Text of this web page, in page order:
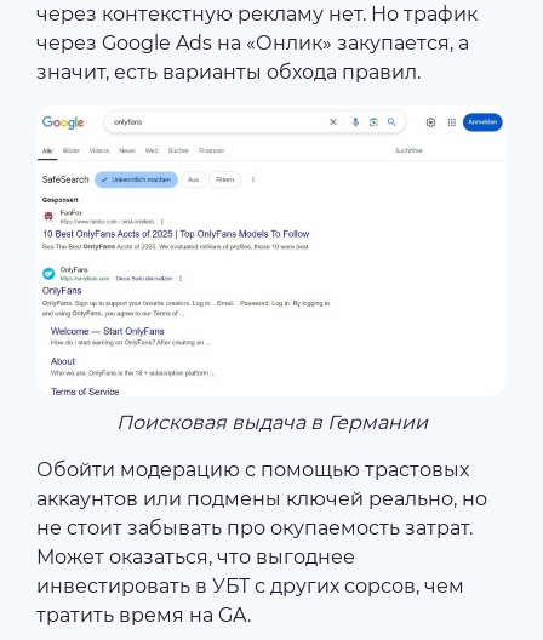
через контекстную рекламу нет. Но трафик
через Google Ads на «Онлик» закупается, а
значит, есть варианты обхода правил.
Поисковая выдача в Германии
Обойти модерацию с помощью трастовых
аккаунтов или подмены ключей реально, но
не стоит забывать про окупаемость затрат.
Может оказаться, что выгоднее
инвестировать в УБТ с других сорсов, чем
тратить время на GA.